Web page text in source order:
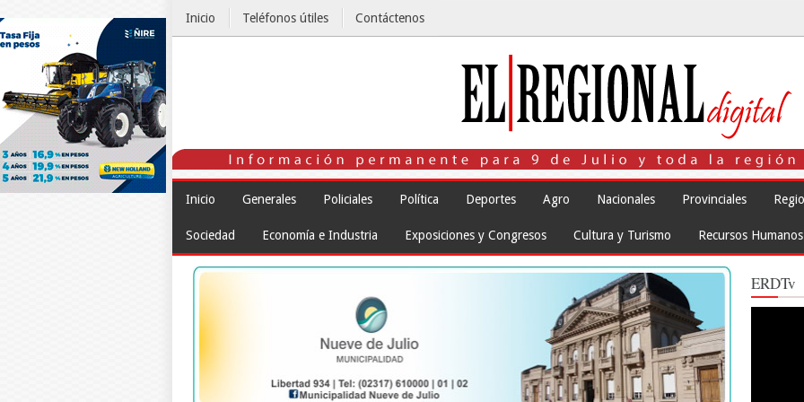
Inicio Teléfonos útiles Contáctenos
Inicio Generales Policiales Política Deportes Agro Nacionales Provinciales
Sociedad Economía e Industria Exposiciones y Congresos Cultura y Turismo Recursos Humanos
ERDTv